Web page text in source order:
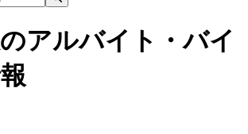
のアルバイト・バイ